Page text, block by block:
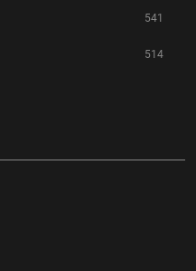
541
514